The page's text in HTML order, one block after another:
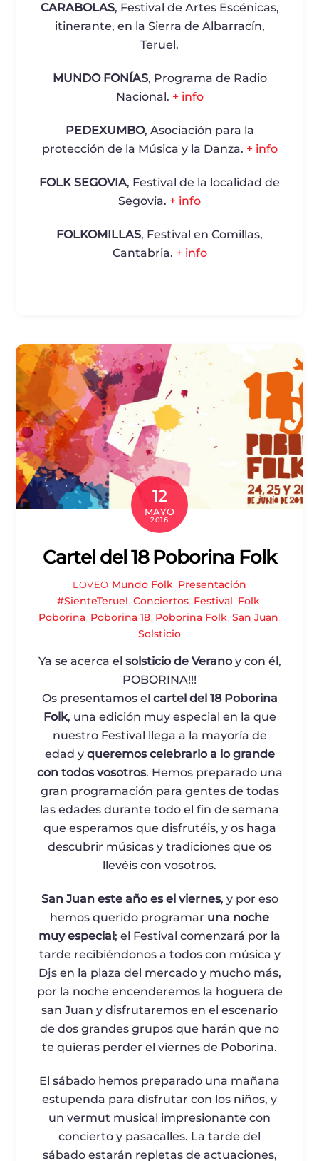
CARABOLAS, Festival de Artes Escénicas,
itinerante, en la Sierra de Albarracín,
Teruel.
MUNDO FONÍAS, Programa de Radio
Nacional. + info
PEDEXUMBO, Asociación para la
protección de la Música y la Danza. + info
FOLK SEGOVIA, Festival de la localidad de
Segovia. + info
FOLKOMILLAS, Festival en Comillas,
Cantabria. + info
12
MAYO
2016
Cartel del 18 Poborina Folk
LOVEO Mundo Folk Presentación
#SienteTeruel Conciertos Festival Folk
Poborina Poborina 18 Poborina Folk San Juan
Solsticio
Ya se acerca el solsticio de Veranoy con él,
POBORINA!!!
Os presentamos el cartel del 18 Poborina
Folk, una edición muy especial en la que
nuestro Festival llega a la mayoría de
edad y queremos celebrarlo a lo grande
con todos vosotros. Hemos preparado una
gran programación para gentes de todas
las edades durante todo el fin de semana
que esperamos que disfrutéis, y os haga
descubrir músicas y tradiciones que os
llevéis con vosotros.
San Juan este año es el viernes, y por eso
hemos querido programar una noche
muy especial ; el Festival comenzará por la
tarde recibiéndonos a todos con música y
Djs en la plaza del mercado y mucho más,
por la noche encenderemos la hoguera de
san Juan y disfrutaremos en el escenario
de dos grandes grupos que harán que no
te quieras perder el viernes de Poborina.
El sábado hemos preparado una mañana
estupenda para disfrutar con los niños, y
un vermut musical impresionante con
concierto y pasacalles. La tarde del
sábado estarán repletas de actuaciones,